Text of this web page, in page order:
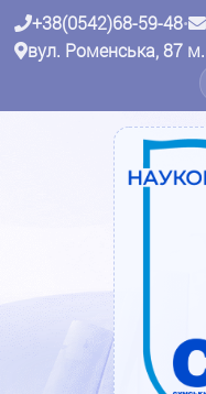
+38(0542)68-59-48•
вул. Роменська, 87